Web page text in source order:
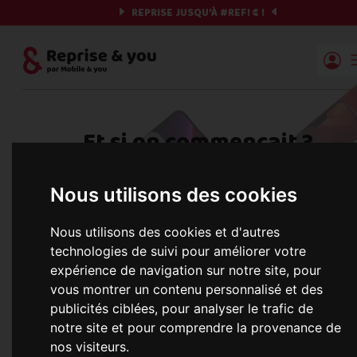
Nous utilisons des cookies
Nous utilisons des cookies et d'autres
technologies de suivi pour améliorer votre
expérience de navigation sur notre site, pour
vous montrer un contenu personnalisé et des
publicités ciblées, pour analyser le trafic de
notre site et pour comprendre la provenance de
nos visiteurs.
REPRISE JUSQU'À #REF!€ !
Reprise | Mobile & you
Et si on commençait ?
c'est parti !
Nous récupérons les meilleures
Une erreur est survenue :